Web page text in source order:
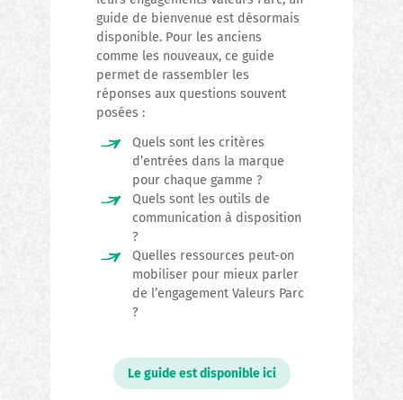
guide de bienvenue est désormais
disponible. Pour les anciens
comme les nouveaux, ce guide
permet de rassembler les
réponses aux questions souvent
posées :
Quels sont les critères
d’entrées dans la marque
pour chaque gamme ?
Quels sont les outils de
communication à disposition
?
Quelles ressources peut-on
mobiliser pour mieux parler
de l’engagement Valeurs Parc
?
Le guide est disponible ici